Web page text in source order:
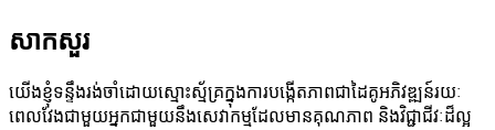
សាកសួរ
យើងខ្ញុំទន្ទឹងរង់ចាំដោយស្មោះស្ម័គ្រក្នុងការបង្កើតភាពជាដៃគូអភិវឌ្ឍន៍រយៈ
ពេលវែងជាមួយអ្នកជាមួយនឹងសេវាកម្មដែលមានគុណភាព និងវិជ្ជាជីវៈដ៏ល្អ